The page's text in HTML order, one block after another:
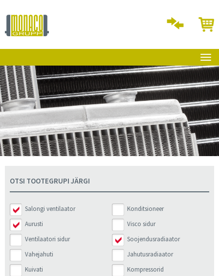
OTSI TOOTEGRUPI JÄRGI
Salongi ventilaator
Konditsioneer
Aurusti
Visco sidur
Ventilaatori sidur
Soojendusradiaator
Vahejahuti
Jahutusradiaator
Kuivati
Kompressorid